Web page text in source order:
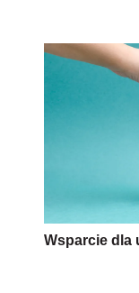
Wsparcie dla